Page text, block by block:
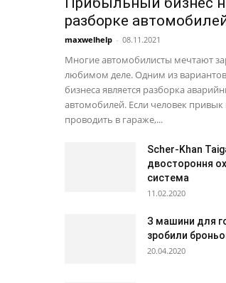
разборке
maxwelhelp - 08.11.2021
Многие автомобилисты мечтают
любимом деле. Одним из вариантов
бизнеса является разборка
автомобилей. Если человек
проводить в гараже,...
Scher-Khan
двостороння
система
11.02.2020
З машини для
зробили
20.04.2020